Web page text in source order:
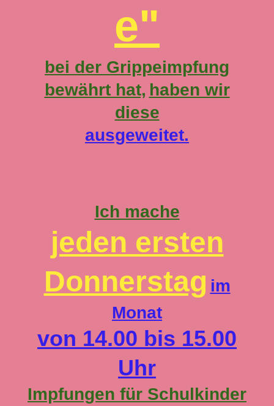
e"
bei der Grippeimpfung
bewährt hat, haben wir
diese
ausgeweitet.
Ich mache
jeden ersten
Donnerstag im
Monat
von 14.00 bis 15.00
Uhr
Impfungen für Schulkinder